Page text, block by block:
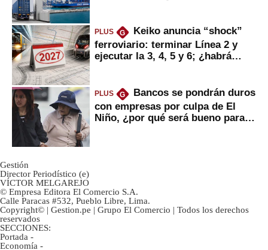
PLUS G
Keiko anuncia “shock”
ferroviario: terminar Línea 2 y
ejecutar la 3, 4, 5 y 6; ¿habrá
PLUS G
Bancos se pondrán duros
con empresas por culpa de El
Niño, ¿por qué será bueno para
Gestión
Director Periodístico (e)
VÍCTOR MELGAREJO
© Empresa Editora El Comercio S.A.
Calle Paracas #532, Pueblo Libre, Lima.
Copyright© | Gestion.pe | Grupo El Comercio | Todos los derechos
reservados
SECCIONES:
Portada -
Economía -